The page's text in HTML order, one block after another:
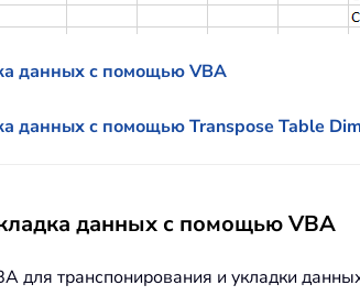
данных с помощью VBA
данных с помощью Transpose Table
данных с помощью VBA
для транспонирования и укладки